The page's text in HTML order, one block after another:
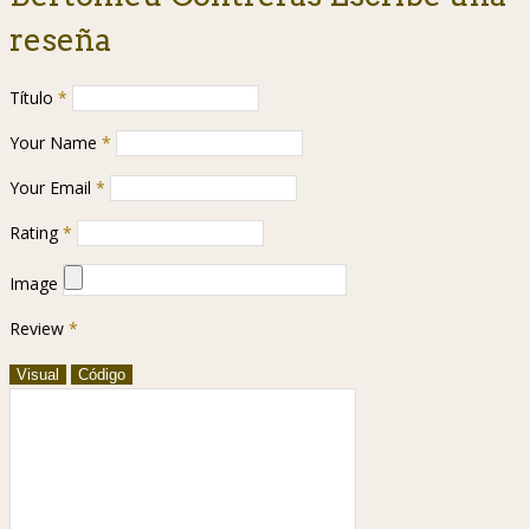
reseña
Título *
Your Name *
Your Email *
Rating *
Image
Review *
Visual Código